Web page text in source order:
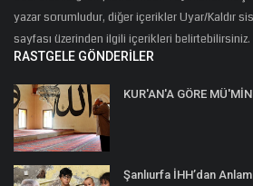
yazar sorumludur, diğer içerikler Uyar/Kaldır
sayfası üzerinden ilgili içerikleri belirtebilirsiniz.
RASTGELE GÖNDERILER
KUR'AN'A GÖRE
Şanlıurfa İHH’dan